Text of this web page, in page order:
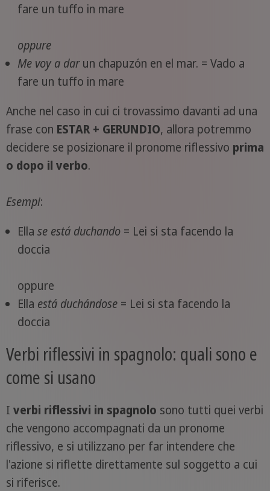
fare un tuffo in mare
oppure
Me voy a darun chapuzón en el mar. = Vado a
fare un tuffo in mare
Anche nel caso in cui ci trovassimo davanti ad una
frase con ESTAR + GERUNDIO, allora potremmo
decidere se posizionare il pronome riflessivo prima
o dopo il verbo.
Esempi:
Ella se está duchando= Lei si sta facendo la
doccia
oppure
Ella está duchándose= Lei si sta facendo la
doccia
Verbi riflessivi in spagnolo: quali sono e
come si usano
I verbi riflessivi in spagnolo sono tutti quei verbi
che vengono accompagnati da un pronome
riflessivo, e si utilizzano per far intendere che
l'azione si riflette direttamente sul soggetto a cui
si riferisce.